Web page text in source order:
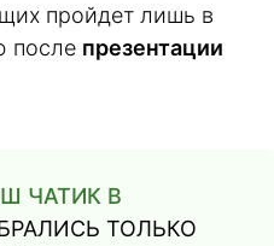
пройдет лишь в
после презентации
ЧАТИК В
ТОЛЬКО